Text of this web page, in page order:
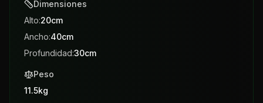
Dimensiones
Alto:20cm
Ancho:40cm
Profundidad:30cm
Peso
11.5kg